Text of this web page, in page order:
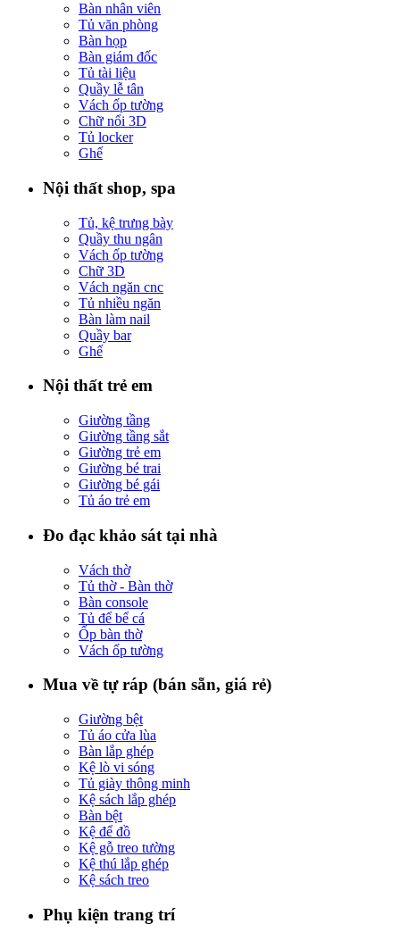
Bàn nhân viên
Tủ văn phòng
Bàn họp
Bàn giám đốc
Tủ tài liệu
Quầy lễ tân
Vách ốp tường
Chữ nổi 3D
Tủ locker
Ghế
Nội thất shop, spa
Tủ, kệ trưng bày
Quầy thu ngân
Vách ốp tường
Chữ 3D
Vách ngăn cnc
Tủ nhiều ngăn
Bàn làm nail
Quầy bar
Ghế
Nội thất trẻ em
Giường tầng
Giường tầng sắt
Giường trẻ em
Giường bé trai
Giường bé gái
Tủ áo trẻ em
Đo đạc khảo sát tại nhà
Vách thờ
Tủ thờ - Bàn thờ
Bàn console
Tủ để bể cá
Ốp bàn thờ
Vách ốp tường
Mua về tự ráp (bán sẵn, giá rẻ)
Giường bệt
Tủ áo cửa lùa
Bàn lắp ghép
Kệ lò vi sóng
Tủ giày thông minh
Kệ sách lắp ghép
Bàn bệt
Kệ để đồ
Kệ gỗ treo tường
Kệ thú lắp ghép
Kệ sách treo
Phụ kiện trang trí